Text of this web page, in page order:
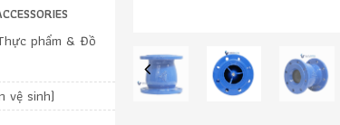
Previous
phẩm & Đồ
vệ sinh)